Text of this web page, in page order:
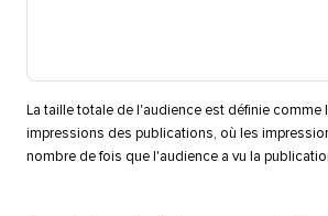
La taille totale de l'audience est définie comme
impressions des publications, où les
nombre de fois que l'audience a vu la